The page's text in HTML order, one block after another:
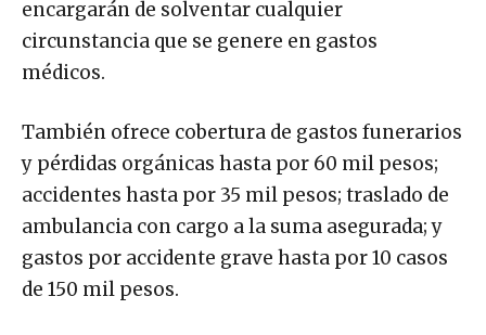
encargarán de solventar cualquier
circunstancia que se genere en gastos
médicos.
También ofrece cobertura de gastos funerarios
y pérdidas orgánicas hasta por 60 mil pesos;
accidentes hasta por 35 mil pesos; traslado de
ambulancia con cargo a la suma asegurada; y
gastos por accidente grave hasta por 10 casos
de 150 mil pesos.